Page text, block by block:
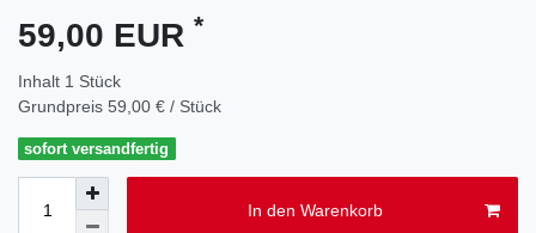
59,00 EUR *
Inhalt 1 Stück
Grundpreis 59,00 € / Stück
sofort versandfertig
In den Warenkorb